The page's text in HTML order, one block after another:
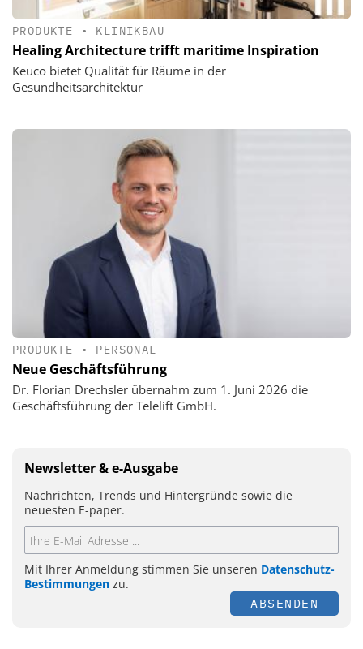
PRODUKTE • KLINIKBAU
Healing Architecture trifft maritime Inspiration
Keuco bietet Qualität für Räume in der
Gesundheitsarchitektur
PRODUKTE • PERSONAL
Neue Geschäftsführung
Dr. Florian Drechsler übernahm zum 1. Juni 2026 die
Geschäftsführung der Telelift GmbH.
Newsletter & e-Ausgabe
Nachrichten, Trends und Hintergründe sowie die
neuesten E-paper.
Mit Ihrer Anmeldung stimmen Sie unseren Datenschutz-
Bestimmungen zu.
ABSENDEN